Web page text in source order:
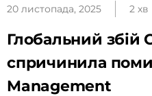
20 листопада, 2025 2 хв
Глобальний збій
спричинила
Management